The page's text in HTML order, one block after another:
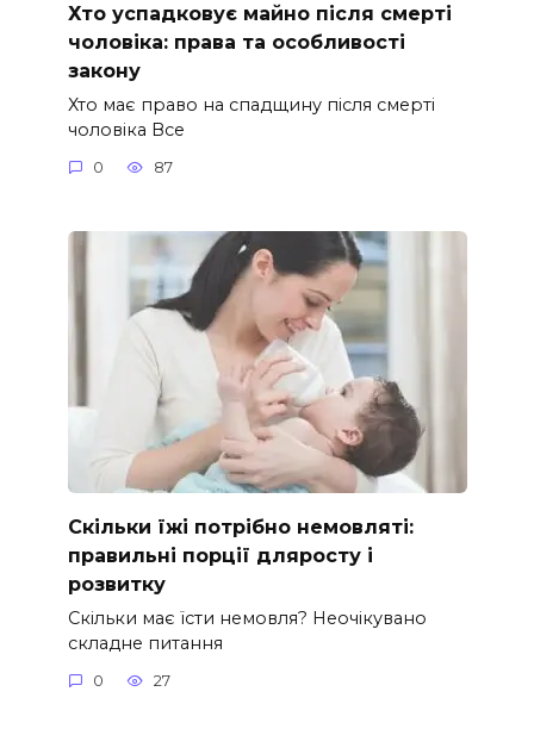
Хто успадковує майно після смерті
чоловіка: права та особливості
закону
Хто має право на спадщину після смерті
чоловіка Все
0 87
Скільки їжі потрібно немовляті:
правильні порції дляросту і
розвитку
Скільки має їсти немовля? Неочікувано
складне питання
0 27